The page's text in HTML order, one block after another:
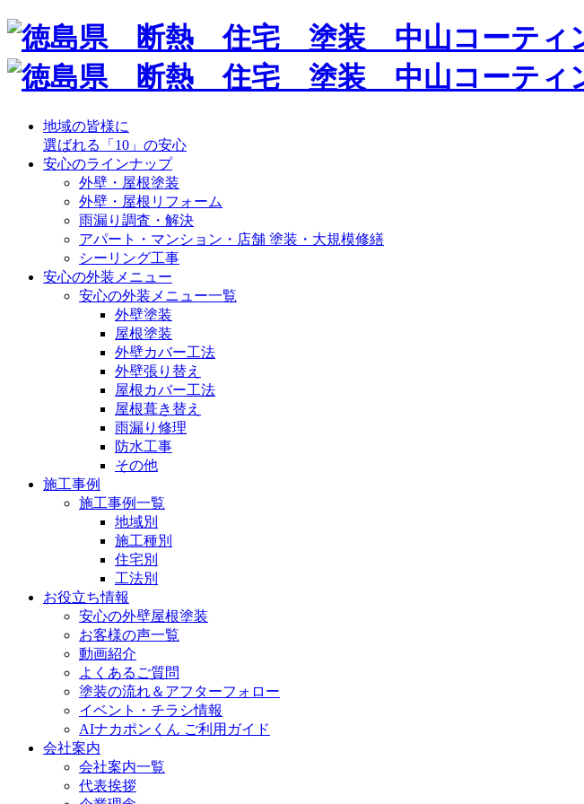
地域の皆様に
選ばれる「10」の安心
安心のラインナップ
外壁・屋根塗装
外壁・屋根リフォーム
雨漏り調査・解決
アパート・マンション・店舗 塗装・大規模修繕
シーリング工事
安心の外装メニュー
安心の外装メニュー一覧
外壁塗装
屋根塗装
外壁カバー工法
外壁張り替え
屋根カバー工法
屋根葺き替え
雨漏り修理
防水工事
その他
施工事例
施工事例一覧
地域別
施工種別
住宅別
工法別
お役立ち情報
安心の外壁屋根塗装
お客様の声一覧
動画紹介
よくあるご質問
塗装の流れ＆アフターフォロー
イベント・チラシ情報
AIナカポンくん ご利用ガイド
会社案内
会社案内一覧
代表挨拶